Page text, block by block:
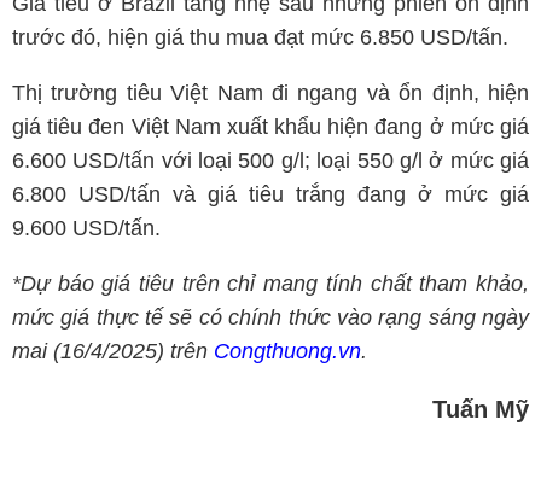
trước đó, hiện giá thu mua đạt mức 6.850 USD/tấn.
Thị trường tiêu Việt Nam đi ngang và ổn định, hiện
giá tiêu đen Việt Nam xuất khẩu hiện đang ở mức giá
6.600 USD/tấn với loại 500 g/l; loại 550 g/l ở mức giá
6.800 USD/tấn và giá tiêu trắng đang ở mức giá
9.600 USD/tấn.
*Dự báo giá tiêu trên chỉ mang tính chất tham khảo,
mức giá thực tế sẽ có chính thức vào rạng sáng ngày
mai (16/4/2025) trên Congthuong.vn.
Tuấn Mỹ